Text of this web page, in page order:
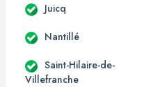
Juicq
Nantillé
Saint-Hilaire-de-
Villefranche